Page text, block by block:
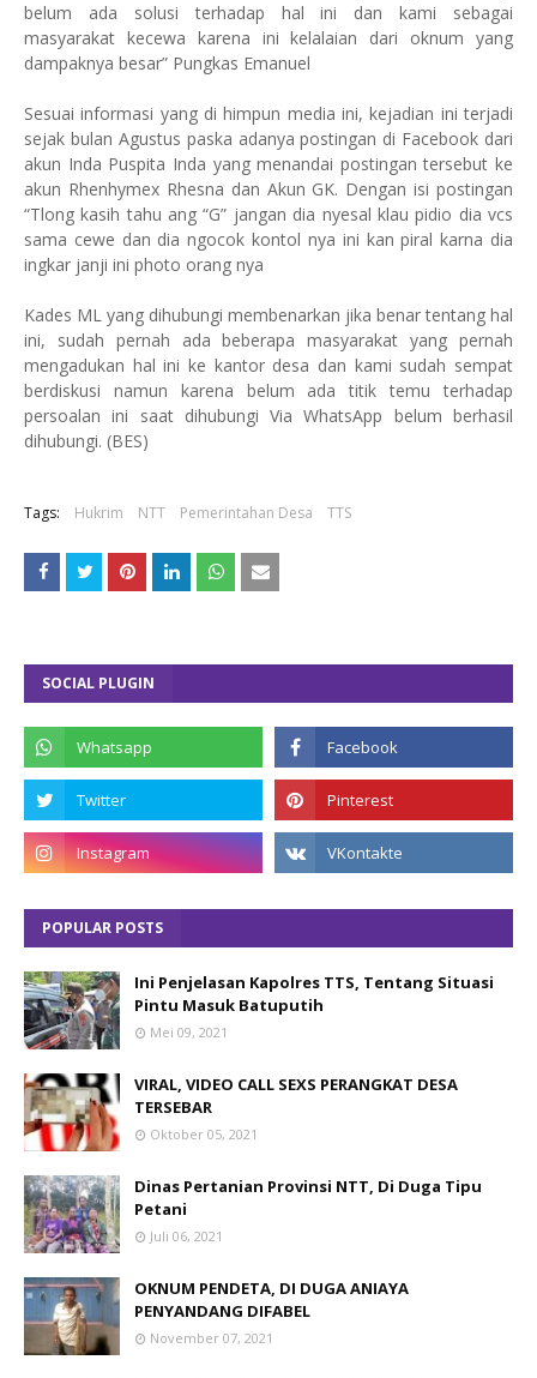
belum ada solusi terhadap hal ini dan kami sebagai
masyarakat kecewa karena ini kelalaian dari oknum yang
dampaknya besar” Pungkas Emanuel
Sesuai informasi yang di himpun media ini, kejadian ini terjadi
sejak bulan Agustus paska adanya postingan di Facebook dari
akun Inda Puspita Inda yang menandai postingan tersebut ke
akun Rhenhymex Rhesna dan Akun GK. Dengan isi postingan
“Tlong kasih tahu ang “G” jangan dia nyesal klau pidio dia vcs
sama cewe dan dia ngocok kontol nya ini kan piral karna dia
ingkar janji ini photo orang nya
Kades ML yang dihubungi membenarkan jika benar tentang hal
ini, sudah pernah ada beberapa masyarakat yang pernah
mengadukan hal ini ke kantor desa dan kami sudah sempat
berdiskusi namun karena belum ada titik temu terhadap
persoalan ini saat dihubungi Via WhatsApp belum berhasil
dihubungi. (BES)
Tags: Hukrim NTT Pemerintahan Desa TTS
SOCIAL PLUGIN
POPULAR POSTS
Ini Penjelasan Kapolres TTS, Tentang Situasi
Pintu Masuk Batuputih
Mei 09, 2021
VIRAL, VIDEO CALL SEXS PERANGKAT DESA
TERSEBAR
Oktober 05, 2021
Dinas Pertanian Provinsi NTT, Di Duga Tipu
Petani
Juli 06, 2021
OKNUM PENDETA, DI DUGA ANIAYA
PENYANDANG DIFABEL
November 07, 2021